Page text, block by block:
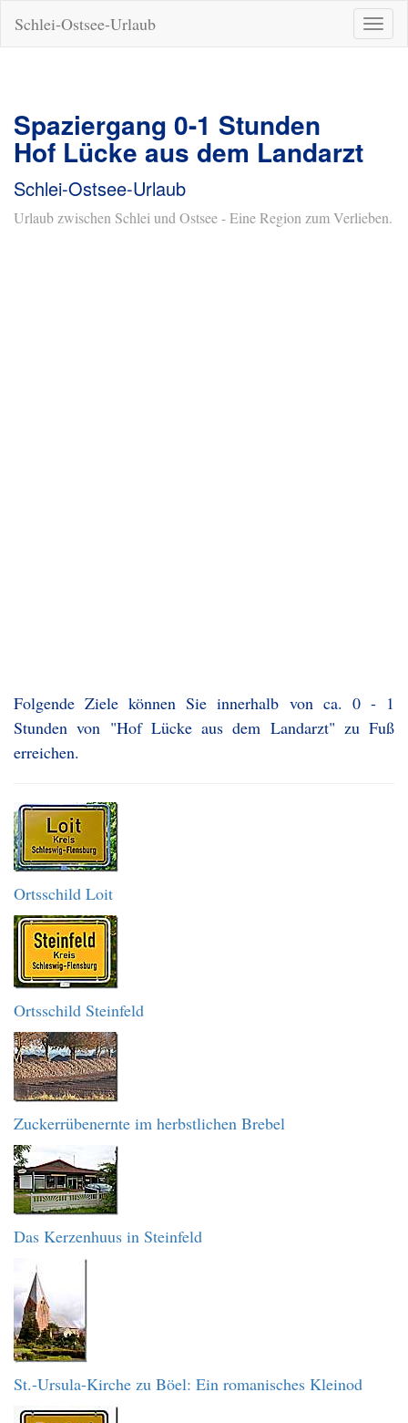
ein-/
Schlei-Ostsee-Urlaub
Spaziergang 0-1 Stunden
Hof Lücke aus dem Landarzt
Schlei-Ostsee-Urlaub
Urlaub zwischen Schlei und Ostsee - Eine Region zum Verlieben.
Folgende Ziele können Sie innerhalb von ca. 0 - 1
Stunden von "Hof Lücke aus dem Landarzt" zu Fuß
erreichen.
Ortsschild Loit
Ortsschild Steinfeld
Zuckerrübenernte im herbstlichen Brebel
Das Kerzenhuus in Steinfeld
St.-Ursula-Kirche zu Böel: Ein romanisches Kleinod